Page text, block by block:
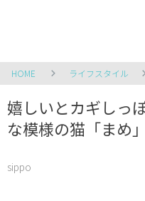
HOME ライフスタイル
嬉しいとカギしっ
な模様の猫「まめ
sippo